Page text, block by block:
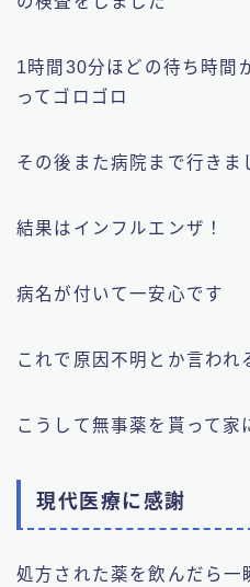
1時間30分ほどの待ち時間
ってゴロゴロ
その後また病院まで行きま
結果はインフルエンザ！
病名が付いて一安心です
これで原因不明とか言わ
こうして無事薬を貰って家
現代医療に感謝
処方された薬を飲んだら一